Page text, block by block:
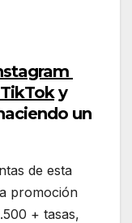
gram
TikToky
un
de esta
promoción
+ tasas,